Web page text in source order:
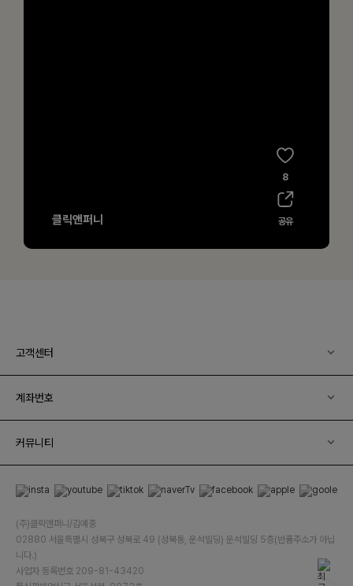
고객센터
계좌번호
커뮤니티
(주)클릭앤퍼니/김예중
02880 서울특별시 성북구 성북로 49 (성북동, 운석빌딩) 운석빌딩 5층(반품주소가 아닙
니다.)
사업자 등록번호 209-81-43420